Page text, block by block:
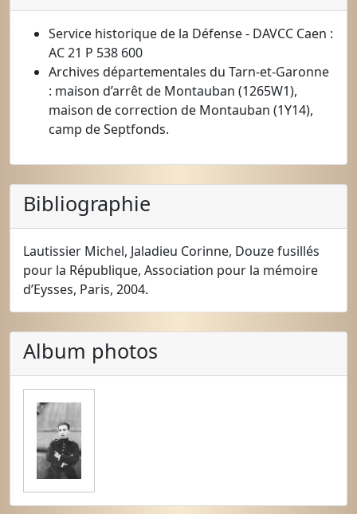
Service historique de la Défense - DAVCC Caen :
AC 21 P 538 600
Archives départementales du Tarn-et-Garonne
: maison d’arrêt de Montauban (1265W1),
maison de correction de Montauban (1Y14),
camp de Septfonds.
Bibliographie
Lautissier Michel, Jaladieu Corinne, Douze fusillés
pour la République, Association pour la mémoire
d’Eysses, Paris, 2004.
Album photos